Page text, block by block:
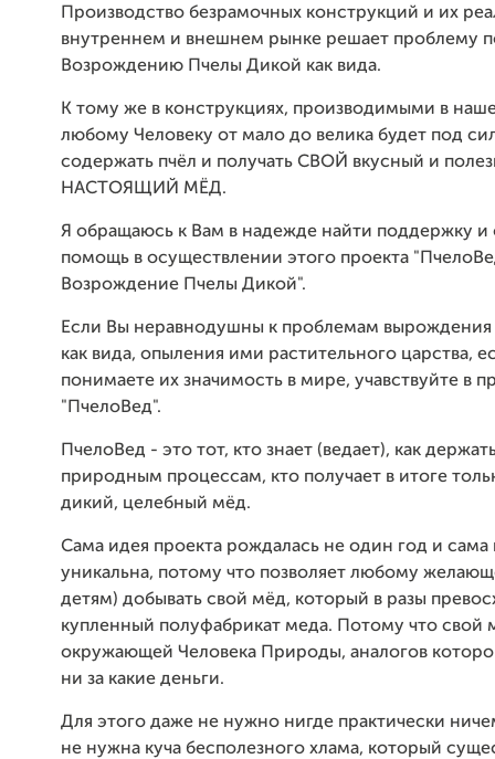
Производство безрамочных конструкций и их
внутреннем и внешнем рынке решает проблему
Возрождению Пчелы Дикой как вида.
К тому же в конструкциях, производимыми в
любому Человеку от мало до велика будет под
содержать пчёл и получать СВОЙ вкусный и
НАСТОЯЩИЙ МЁД.
Я обращаюсь к Вам в надежде найти поддержку
помощь в осуществлении этого проекта
Возрождение Пчелы Дикой".
Если Вы неравнодушны к проблемам
как вида, опыления ими растительного царства,
понимаете их значимость в мире, учавствуйте в
"ПчелоВед".
ПчелоВед - это тот, кто знает (ведает), как
природным процессам, кто получает в итоге
дикий, целебный мёд.
Сама идея проекта рождалась не один год и сама
уникальна, потому что позволяет любому
детям) добывать свой мёд, который в разы
купленный полуфабрикат меда. Потому что свой
окружающей Человека Природы, аналогов
ни за какие деньги.
Для этого даже не нужно нигде практически
не нужна куча бесполезного хлама, который